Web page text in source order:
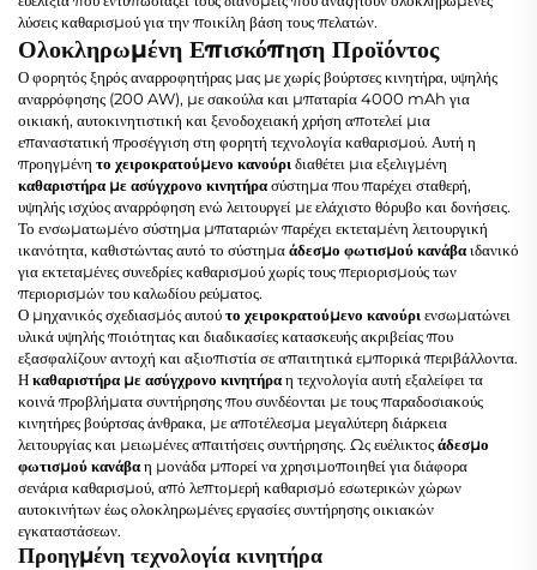
λύσεις καθαρισμού για την ποικίλη βάση τους πελατών.
Ολοκληρωμένη Επισκόπηση Προϊόντος
Ο φορητός ξηρός αναρροφητήρας μας με χωρίς βούρτσες κινητήρα, υψηλής
αναρρόφησης (200 AW), με σακούλα και μπαταρία 4000 mAh για
οικιακή, αυτοκινητιστική και ξενοδοχειακή χρήση αποτελεί μια
επαναστατική προσέγγιση στη φορητή τεχνολογία καθαρισμού. Αυτή η
προηγμένη το χειροκρατούμενο κανούρι διαθέτει μια εξελιγμένη
καθαριστήρα με ασύγχρονο κινητήρασύστημα που παρέχει σταθερή,
υψηλής ισχύος αναρρόφηση ενώ λειτουργεί με ελάχιστο θόρυβο και δονήσεις.
Το ενσωματωμένο σύστημα μπαταριών παρέχει εκτεταμένη λειτουργική
ικανότητα, καθιστώντας αυτό το σύστημαάδεσμο φωτισμού κανάβαιδανικό
για εκτεταμένες συνεδρίες καθαρισμού χωρίς τους περιορισμούς των
περιορισμών του καλωδίου ρεύματος.
Ο μηχανικός σχεδιασμός αυτούτο χειροκρατούμενο κανούρι ενσωματώνει
υλικά υψηλής ποιότητας και διαδικασίες κατασκευής ακριβείας που
εξασφαλίζουν αντοχή και αξιοπιστία σε απαιτητικά εμπορικά περιβάλλοντα.
Ηκαθαριστήρα με ασύγχρονο κινητήραη τεχνολογία αυτή εξαλείφει τα
κοινά προβλήματα συντήρησης που συνδέονται με τους παραδοσιακούς
κινητήρες βούρτσας άνθρακα, με αποτέλεσμα μεγαλύτερη διάρκεια
λειτουργίας και μειωμένες απαιτήσεις συντήρησης. Ως ευέλικτοςάδεσμο
φωτισμού κανάβαη μονάδα μπορεί να χρησιμοποιηθεί για διάφορα
σενάρια καθαρισμού, από λεπτομερή καθαρισμό εσωτερικών χώρων
αυτοκινήτων έως ολοκληρωμένες εργασίες συντήρησης οικιακών
εγκαταστάσεων.
Προηγμένη τεχνολογία κινητήρα